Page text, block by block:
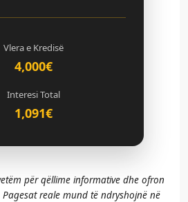
Vlera e Kredisë
4,000€
Interesi Total
1,091€
për qëllime informative dhe ofron
reale mund të ndryshojnë në